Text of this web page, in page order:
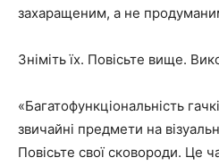
захаращеним, а не
Зніміть їх. Повісьте вище.
«Багатофункціональність
звичайні предмети на
Повісьте свої сковороди. Це